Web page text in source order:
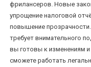
фрилансеров. Новые
упрощение налоговой
повышение
требует внимательного
вы готовы к изменениям
сможете работать